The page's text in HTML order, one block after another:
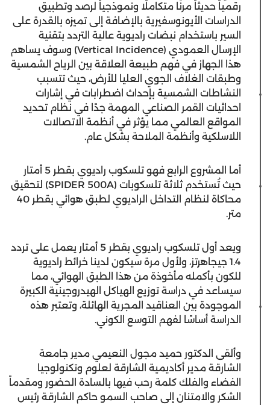
رقمياً حديثاً مرنًا متكاملًا ونموذجياً لرصد وتطبيق
الدراسات الأيونوسفيرية بالإضافة إلى تميزه بالقدرة على
السير باستخدام نبضات راديوية عالية التردد بتقنية
الإرسال العمودي (Vertical Incidence) وسوف يساهم
هذا الجهاز في فهم طبيعة العلاقة بين الرياح الشمسية
وطبقات الغلاف الجوي العليا للأرض، حيث تتسبب
النشاطات الشمسية بإحداث اضطرابات في إشارات
احداثيات القمر الصناعي المهمة جدًا في نظام تحديد
المواقع العالمي مما يؤثر في أنظمة الاتصالات
اللاسلكية وأنظمة الملاحة بشكل عام.
أما المشروع الرابع فهو تلسكوب راديوي بقطر 5 أمتار
حيث تُستخدم ثلاثة تلسكوبات (SPIDER 500A) لتحقيق
محاكاة لنظام التداخل الراديوي لطبق هوائي بقطر 40
متر.
ويعد أول تلسكوب راديوي بقطر 5 أمتار يعمل على تردد
1.4 جيجاهرتز، ولأول مرة سيكون لدينا خرائط راديوية
للكون بأكمله مأخوذة من هذا الطبق الهوائي، مما
سيساعد في دراسة توزيع الهياكل الهيدروجينية الكبيرة
الموجودة بين العناقيد المجرية الهائلة، وتعتبر هذه
الدراسة أساسًا لفهم التوسع الكوني.
وألقى الدكتور حميد مجول النعيمي مدير جامعة
الشارقة مدير أكاديمية الشارقة لعلوم وتكنولوجيا
الفضاء والفلك كلمة رحب فيها بالسادة الحضور ومقدماً
الشكر والامتنان إلى صاحب السمو حاكم الشارقة رئيس